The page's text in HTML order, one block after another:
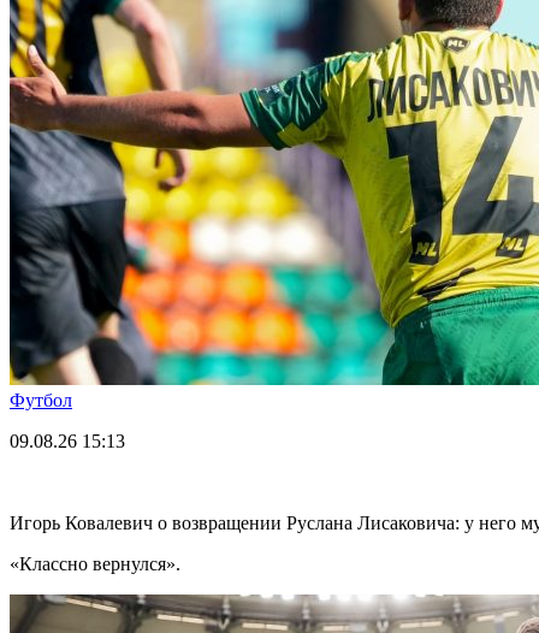
Футбол
09.08.26 15:13
Игорь Ковалевич о возвращении Руслана Лисаковича: у него
«Классно вернулся».